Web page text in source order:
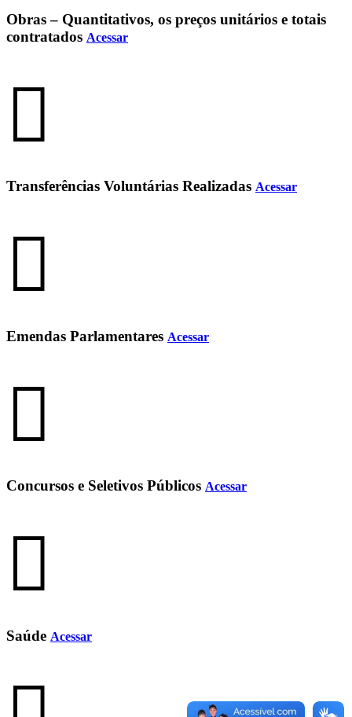
Obras – Quantitativos, os preços unitários e totais
contratados Acessar
Transferências Voluntárias Realizadas Acessar
Emendas Parlamentares Acessar
Concursos e Seletivos Públicos Acessar
Saúde Acessar